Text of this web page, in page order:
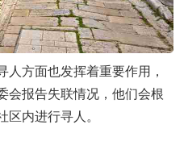
方面也发挥着重要作用，
会报告失联情况，他们会根
内进行寻人。